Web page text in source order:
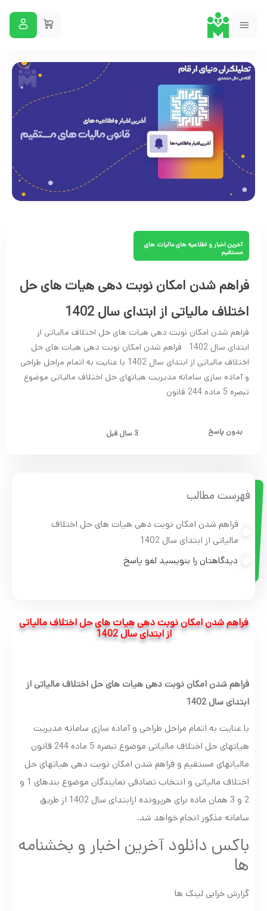
آخرین اخبار و اطلاعیه های مالیات های
مستقیم
فراهم شدن امکان نوبت دهی هیات های حل
اختلاف مالیاتی از ابتدای سال 1402
فراهم شدن امکان نوبت دهی هیات های حل اختلاف مالیاتی از
ابتدای سال 1402 فراهم شدن امکان نوبت دهی هیات های حل
اختلاف مالیاتی از ابتدای سال 1402 با عنایت به اتمام مراحل طراحی
و آماده سازی سامانه مدیریت هیاتهای حل اختلاف مالیاتی موضوع
تبصره 5 ماده 244 قانون
بدون پاسخ 3 سال قبل
فهرست مطالب
فراهم شدن امکان نوبت دهی هیات های حل اختلاف
مالیاتی از ابتدای سال 1402
دیدگاهتان را بنویسید لغو پاسخ
فراهم شدن امکان نوبت دهی هیات های حل اختلاف مالیاتی
از ابتدای سال 1402
فراهم شدن امکان نوبت دهی هیات های حل اختلاف مالیاتی از
ابتدای سال 1402
با عنایت به اتمام مراحل طراحی و آماده سازی سامانه مدیریت
هیاتهای حل اختلاف مالیاتی موضوع تبصره 5 ماده 244 قانون
مالیاتهای مستقیم و فراهم شدن امکان نوبت دهی هیاتهای حل
اختلاف مالیاتی و انتخاب تصادفی نمایندگان موضوع بندهای 1 و
2 و 3 همان ماده برای هرپرونده ازابتدای سال 1402 از طریق
سامانه مذکور انجام خواهد شد.
باکس دانلود آخرین اخبار و بخشنامه
ها
گزارش خرابی لینک ها